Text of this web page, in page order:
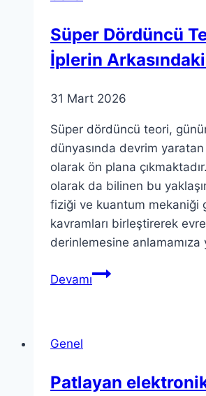
Süper Dördüncü
İplerin
31 Mart 2026
Süper dördüncü teori,
dünyasında devrim yaratan
olarak ön plana
olarak da bilinen bu
fiziği ve kuantum mekaniği
kavramları birleştirerek
derinlemesine anlamamıza
DevamıSüper
Genel
Patlayan